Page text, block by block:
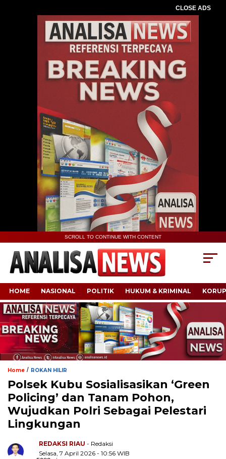
CLOSE ADS
SCROLL TO CONTINUE WITH CONTENT
HOME NASIONAL POLITIK HUKUM & KRIMINAL
Home / ROKAN HILIR
Polsek Kubu Sosialisasikan ‘Green
Policing’ dan Tanam Pohon,
Wujudkan Polri Sebagai Pelestari
Lingkungan
REDAKSI RIAU - Redaksi
Selasa, 7 April 2026 - 10:56 WIB